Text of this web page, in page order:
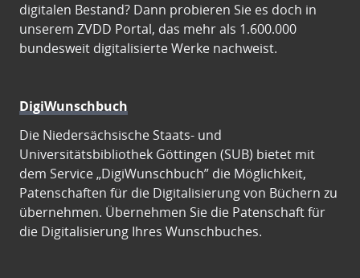
digitalen Bestand? Dann probieren Sie es doch in
unserem ZVDD Portal, das mehr als 1.600.000
bundesweit digitalisierte Werke nachweist.
DigiWunschbuch
Die Niedersächsische Staats- und
Universitätsbibliothek Göttingen (SUB) bietet mit
dem Service „DigiWunschbuch” die Möglichkeit,
Patenschaften für die Digitalisierung von Büchern zu
übernehmen. Übernehmen Sie die Patenschaft für
die Digitalisierung Ihres Wunschbuches.